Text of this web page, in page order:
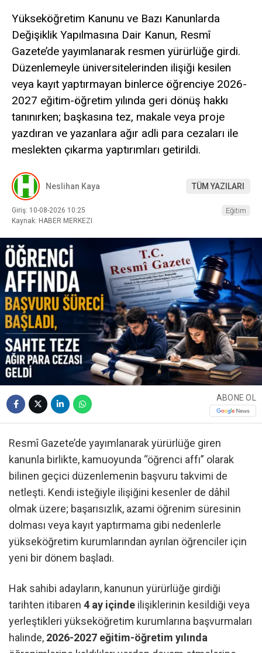
Yükseköğretim Kanunu ve Bazı Kanunlarda
Değişiklik Yapılmasına Dair Kanun, Resmî
Gazete’de yayımlanarak resmen yürürlüğe girdi.
Düzenlemeyle üniversitelerinden ilişiği kesilen
veya kayıt yaptırmayan binlerce öğrenciye 2026-
2027 eğitim-öğretim yılında geri dönüş hakkı
tanınırken; başkasına tez, makale veya proje
yazdıran ve yazanlara ağır adli para cezaları ile
meslekten çıkarma yaptırımları getirildi.
Neslihan Kaya TÜM YAZILARI
Giriş: 10-08-2026 10:25
Kaynak: HABER MERKEZI
Eğitim
ABONE OL
Resmî Gazete’de yayımlanarak yürürlüğe giren
kanunla birlikte, kamuoyunda “öğrenci affı” olarak
bilinen geçici düzenlemenin başvuru takvimi de
netleşti. Kendi isteğiyle ilişiğini kesenler de dâhil
olmak üzere; başarısızlık, azami öğrenim süresinin
dolması veya kayıt yaptırmama gibi nedenlerle
yükseköğretim kurumlarından ayrılan öğrenciler için
yeni bir dönem başladı.
Hak sahibi adayların, kanunun yürürlüğe girdiği
tarihten itibaren 4 ay içinde ilişiklerinin kesildiği veya
yerleştikleri yükseköğretim kurumlarına başvurmaları
halinde, 2026-2027 eğitim-öğretim yılında